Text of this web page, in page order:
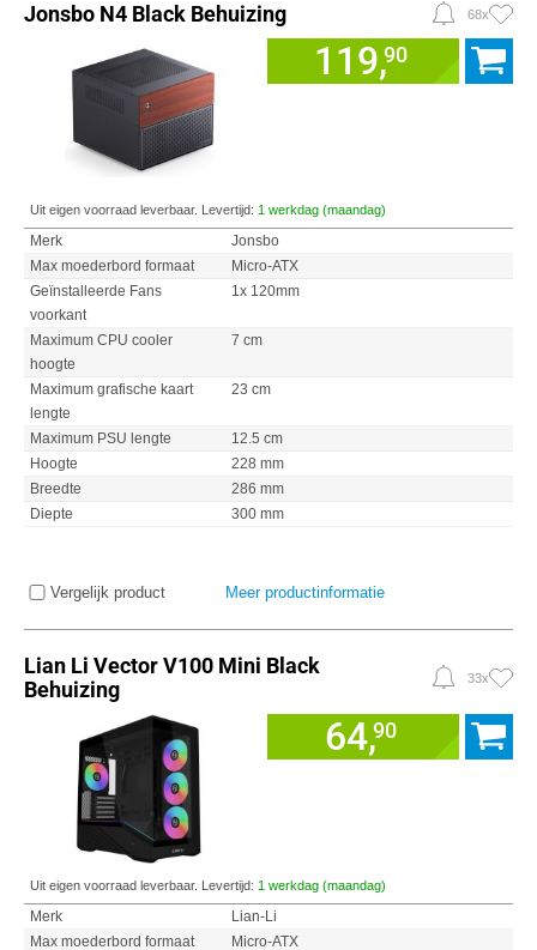
Jonsbo N4 Black Behuizing 68x
119,90
Uit eigen voorraad leverbaar. Levertijd: 1 werkdag (maandag)
Merk
Jonsbo
Max moederbord formaat
Micro-ATX
Geïnstalleerde Fans
voorkant
1x 120mm
Maximum CPU cooler
hoogte
7 cm
Maximum grafische kaart
lengte
23 cm
Maximum PSU lengte
12.5 cm
Hoogte
228 mm
Breedte
286 mm
Diepte
300 mm
Vergelijk product Meer productinformatie
Lian Li Vector V100 Mini Black
Behuizing
33x
64,90
Uit eigen voorraad leverbaar. Levertijd: 1 werkdag (maandag)
Merk
Lian-Li
Max moederbord formaat
Micro-ATX